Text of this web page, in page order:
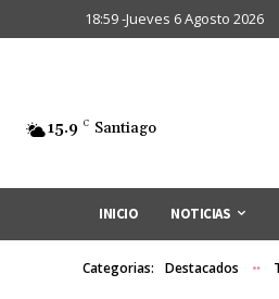
18:59 -Jueves 6 Agosto 2026
15.9 C Santiago
INICIO NOTICIAS
Categorias: Destacados